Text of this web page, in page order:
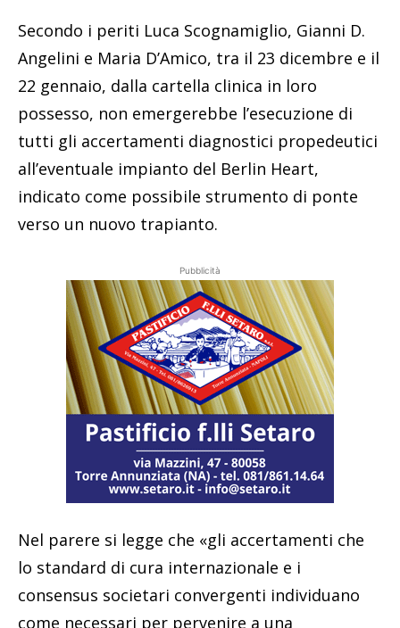
Secondo i periti Luca Scognamiglio, Gianni D.
Angelini e Maria D’Amico, tra il 23 dicembre e il
22 gennaio, dalla cartella clinica in loro
possesso, non emergerebbe l’esecuzione di
tutti gli accertamenti diagnostici propedeutici
all’eventuale impianto del Berlin Heart,
indicato come possibile strumento di ponte
verso un nuovo trapianto.
Pubblicità
Nel parere si legge che «gli accertamenti che
lo standard di cura internazionale e i
consensus societari convergenti individuano
come necessari per pervenire a una